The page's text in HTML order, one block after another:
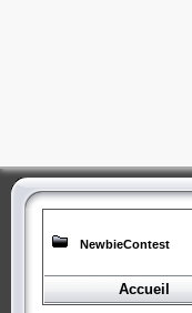
NewbieContest
Accueil